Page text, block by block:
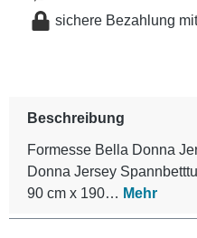
sichere Bezahlung
Beschreibung
Formesse Bella Donna
Donna Jersey
90 cm x 190… Mehr